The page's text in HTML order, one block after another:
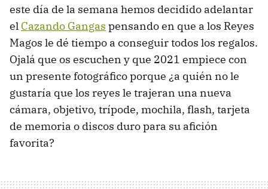
este día de la semana hemos decidido adelantar
el Cazando Gangas pensando en que a los Reyes
Magos le dé tiempo a conseguir todos los regalos.
Ojalá que os escuchen y que 2021 empiece con
un presente fotográfico porque ¿a quién no le
gustaría que los reyes le trajeran una nueva
cámara, objetivo, trípode, mochila, flash, tarjeta
de memoria o discos duro para su afición
favorita?